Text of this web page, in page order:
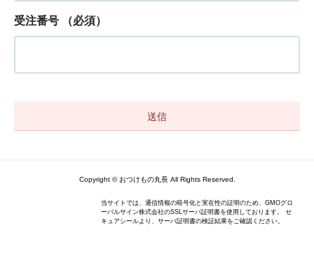
受注番号 （必須）
Copyright © おつけもの丸長 All Rights Reserved.
当サイトでは、通信情報の暗号化と実在性の証明のため、GMOグロ
ーバルサイン株式会社のSSLサーバ証明書を使用しております。 セ
キュアシールより、サーバ証明書の検証結果をご確認ください。